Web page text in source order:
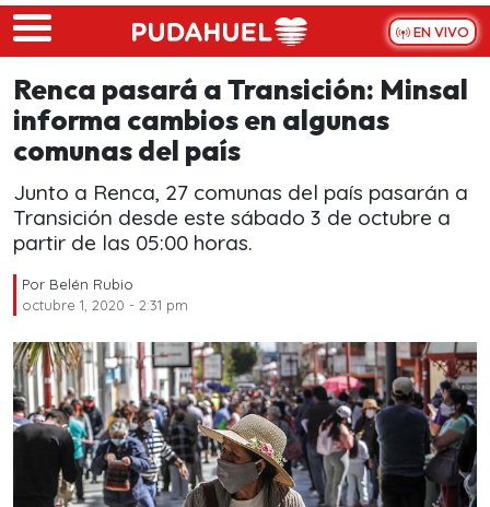
Skip to main content
EN VIVO
Renca pasará a Transición: Minsal
informa cambios en algunas
comunas del país
Junto a Renca, 27 comunas del país pasarán a
Transición desde este sábado 3 de octubre a
partir de las 05:00 horas.
Por Belén Rubio
octubre 1, 2020 - 2:31 pm